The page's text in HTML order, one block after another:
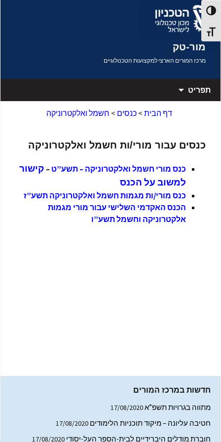
דלג לתוכן
הפעל/כבה ניגודיות גבוהה
מתג גודל גופן
מור-טק
מרכז המורים הארצי למקצועות הטכנולוגיים
תפריט
דף הבית > כנסים > חשמל ואלקטרוניקה
כנסים עבור מורי/ות חשמל ואלקטרוניקה
כנס מורי חשמל ואלקטרוניקה – תשע”ט – קישור
למשוב על הכנס
כנס מורי/ות מגמות חשמל ואלקטרוניקה תשע”ז
הכנס האקדמי השלישי עבור מורי מגמות
אלקטרוניקה וחשמל תשע”ו
חדשות במרכז המורים
מתווה בגרויות תשפ”א17/08/2020
חטיבה עליונה – מיקוד תוכניות הלימודים 17/08/2020
חוברת מודלים היברידיים לבית-הספר העל-יסודי 17/08/2020